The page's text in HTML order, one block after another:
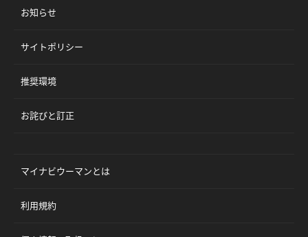
お知らせ
サイトポリシー
推奨環境
お詫びと訂正
マイナビウーマンとは
利用規約